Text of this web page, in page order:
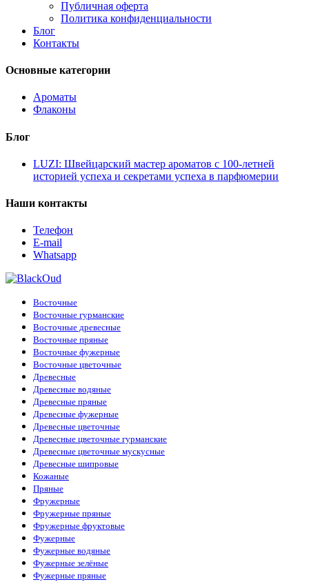
Публичная оферта
Политика конфиденциальности
Блог
Контакты
Основные категории
Ароматы
Флаконы
Блог
LUZI: Швейцарский мастер ароматов с 100-летней
историей успеха и секретами успеха в парфюмерии
Наши контакты
Телефон
E-mail
Whatsapp
Восточные
Восточные гурманские
Восточные древесные
Восточные пряные
Восточные фужерные
Восточные цветочные
Древесные
Древесные водяные
Древесные пряные
Древесные фужерные
Древесные цветочные
Древесные цветочные гурманские
Древесные цветочные мускусные
Древесные шипровые
Кожаные
Пряные
Фружерные
Фружерные пряные
Фружерные фруктовые
Фужерные
Фужерные водяные
Фужерные зелёные
Фужерные пряные